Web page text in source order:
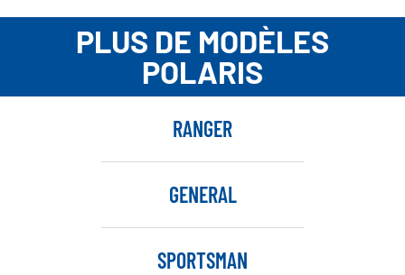
PLUS DE MODÈLES
POLARIS
RANGER
GENERAL
SPORTSMAN